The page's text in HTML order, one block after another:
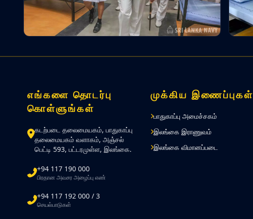
எங்களை தொடர்பு
கொள்ளுங்கள்
கடற்படை தலைமையகம், பாதுகாப்பு
தலைமையகம் வளாகம், அஞ்சல்
பெட்டி 593, பட்டரமுள்ள, இலங்கை.
+94 117 190 000
பிரதான அவசர அழைப்பு எண்
+94 117 192 000 / 3
செயல்பாடுகள்
முக்கிய இணைப்புகள்
பாதுகாப்பு அமைச்சகம்
இலங்கை இராணுவம்
இலங்கை விமானப்படை